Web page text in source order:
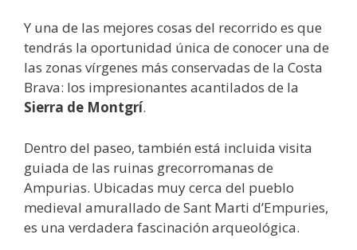
Y una de las mejores cosas del recorrido es que
tendrás la oportunidad única de conocer una de
las zonas vírgenes más conservadas de la Costa
Brava: los impresionantes acantilados de la
Sierra de Montgrí.
Dentro del paseo, también está incluida visita
guiada de las ruinas grecorromanas de
Ampurias. Ubicadas muy cerca del pueblo
medieval amurallado de Sant Marti d’Empuries,
es una verdadera fascinación arqueológica.